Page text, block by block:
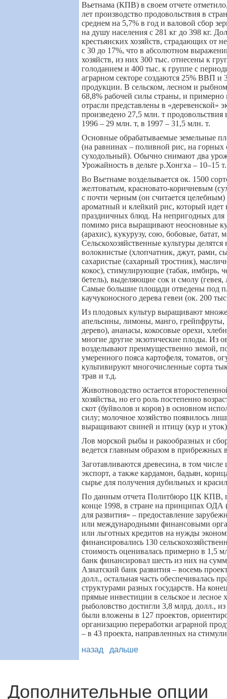
Вьетнама (КПВ) в своем отчете
лет производство продовольствия в
среднем на 5,7% в год и валовой сбор
на душу населения с 281 кг до 398 кг.
крестьянских хозяйств, страдающих от
с 30 до 17%, что в абсолютном
хозяйств, из них 300 тыс. отнесены к
голоданием и 400 тыс. к группе с
аграрном секторе создаются 25% ВВП и
продукции. В сельском, лесном и рыбном
68,8% рабочей силы страны, и примерно
отрасли представлены в «деревенской»
произведено 27,5 млн. т продовольствия
1996 – 29 млн. т, в 1997 – 31,5 млн. т.
Основные обрабатываемые земельные
(на равнинах – поливной рис, на горных
суходольный). Обычно снимают два
Урожайность в дельте р.Хонгха – 10–15 т.
Во Вьетнаме возделывается ок. 1500
желтоватым, красновато-коричневым
с почти черным (он считается
ароматный и клейкий рис, который идет
праздничных блюд. На непригодных для
помимо риса выращивают неосновные
(арахис), кукурузу, сою, бобовые, батат,
Сельскохозяйственные культуры
волокнистые (хлопчатник, джут, рами,
сахаристые (сахарный тростник),
кокос), стимулирующие (табак, имбирь,
бетель), выделяющие сок и смолу (гевея,
Самые большие площади отведены под
каучуконосного дерева гевеи (ок. 200
Из плодовых культур выращивают
апельсины, лимоны, манго,
дерево), ананасы, кокосовые орехи,
многие другие экзотические плоды. Из
возделывают преимущественно зимой,
умеренного пояса картофеля, томатов,
культивируют многочисленные сорта
трав и т.д.
Животноводство остается
хозяйства, но его роль постепенно
скот (буйволов и коров) в основном
силу; молочное хозяйство появилось
выращивают свиней и птицу (кур и
Лов морской рыбы и ракообразных и
ведется главным образом в прибрежных
Заготавливаются древесина, в том
экспорт, а также кардамон, бадьян,
сырье для получения дубильных и
По данным отчета Политбюро ЦК КПВ,
конце 1998, в стране на принципах ОДА
для развития» – предоставление
или международными финансовыми
или льготных кредитов на нужды
финансировались 130
стоимость оценивалась примерно в 1,5
банк финансировал шесть из них на
Азиатский банк развития – восемь
долл., остальная часть обеспечивалась
структурами разных государств. На
прямые инвестиции в сельское и лесное
рыболовство достигли 3,8 млрд. долл.,
были вложены в 127 проектов,
организацию переработки аграрной
– в 43 проекта, направленных на
назад дальше
Дополнительные опции